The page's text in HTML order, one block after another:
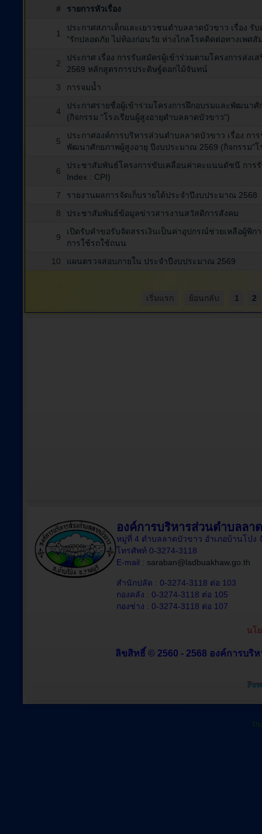
# รายการหัวเรื่อง
1
ประกาศสภาเด็กและเยาวชนตำบลลาดบัวขาว เรื่อง รั
"รักปลอดภัย ไม่ท้องก่อนวัย ห่างไกลโรคติดต่อทางเพ
2
ประกาศ เรื่อง การรับสมัครผู้เข้าร่วมตามโครงการส่
2569 หลักสูตรการประดิษฐ์ดอกไม้จันทน์
3
การจมน้ำ
4
ประกาศรายชื่อผู้เข้าร่วมโครงการฝึกอบรมและพัฒนา
(กิจกรรม “โรงเรียนผู้สูงอายุตำบลลาดบัวขาว”)
5
ประกาศองค์การบริหารส่วนตำบลลาดบัวขาว เรื่อง กา
พัฒนาศักยภาพผู้สูงอายุ ปีงบประมาณ 2569 (กิจกรรม"โ
6
ประชาสัมพันธ์โครงการขับเคลื่อนค่าคะแนนดัชนี การรั
Index : CPI)
7
รายงานผลการจัดเก็บรายได้ประจำปีงบประมาณ 2568
8
ประชาสัมพันธ์ข้อมูลข่าวสารงานสวัสดิการสังคม
9
เปิดรับคำขอรับจัดสรรเงินเป็นค่าอุปกรณ์ช่วยเหลือผู้พิก
การใช้รถใช้ถนน
10
แผนตรวจสอบภายใน ประจำปีงบประมาณ 2569
เริ่มแรก ย้อนกลับ 1 2
องค์การบริหารส่วนตำบลลา
หมู่ที่ 4 ตำบลลาดบัวขาว อำเภอบ้านโป่ง
โทรศัพท์ 0-3274-3118
E-mail : saraban@ladbuakhaw.go.th
สำนักปลัด : 0-3274-3118 ต่อ 103
กองคลัง : 0-3274-3118 ต่อ 105
กองช่าง : 0-3274-3118 ต่อ 107
นโ
ลิขสิทธิ์ © 2560 - 2568 องค์การบริ